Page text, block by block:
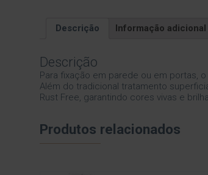
Descrição Informação adicional
Descrição
Para fixação em parede ou em portas,
Além do tradicional tratamento
Rust Free, garantindo cores vivas e
Produtos relacionados